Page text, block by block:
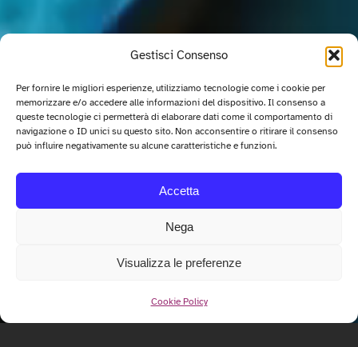
Gestisci Consenso
Per fornire le migliori esperienze, utilizziamo tecnologie come i cookie per
memorizzare e/o accedere alle informazioni del dispositivo. Il consenso a
queste tecnologie ci permetterà di elaborare dati come il comportamento di
navigazione o ID unici su questo sito. Non acconsentire o ritirare il consenso
può influire negativamente su alcune caratteristiche e funzioni.
Accetta
Nega
Visualizza le preferenze
Cookie Policy